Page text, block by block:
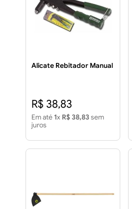
Alicate Rebitador Manual
R$ 38,83
Em até 1x R$ 38,83sem
juros